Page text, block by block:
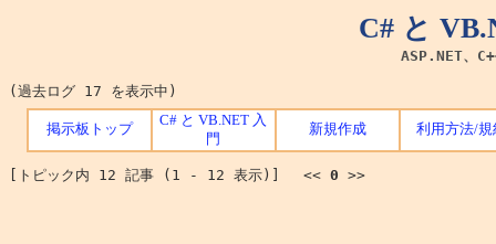
C# と
ASP.NET、
(過去ログ 17 を表示中)
掲示板トップ
C# と VB.NET 入
門
新規作成 利用方法/規
[トピック内 12 記事 (1 - 12 表示)] << 0 >>